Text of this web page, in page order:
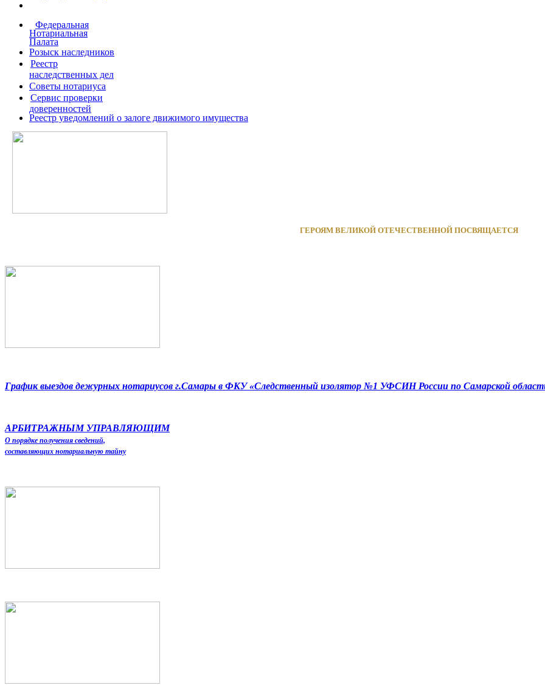
Федеральная
Нотариальная
Палата
Розыск наследников
Реестр
наследственных дел
Советы нотариуса
Сервис проверки
доверенностей
Реестр уведомлений о залоге движимого имущества
ГЕРОЯМ ВЕЛИКОЙ ОТЕЧЕСТВЕННОЙ ПОСВЯЩАЕТСЯ
График выездов дежурных нотариусов г.Самары в ФКУ «Следственный изолятор №1 УФСИН России по Самарской
АРБИТРАЖНЫМ УПРАВЛЯЮЩИМ
О порядке получения сведений,
составляющих нотариальную тайну